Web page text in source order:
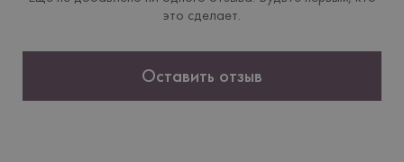
это сделает.
Оставить отзыв